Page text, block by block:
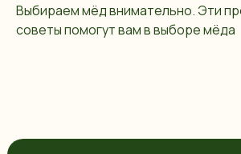
Выбираем мёд внимательно. Эти
советы помогут вам в выборе мёда